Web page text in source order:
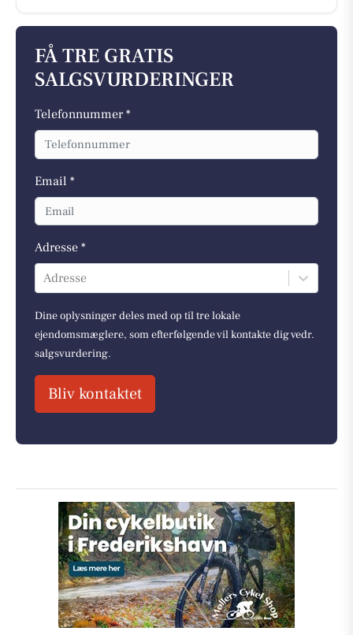
FÅ TRE GRATIS
SALGSVURDERINGER
Telefonnummer *
Email *
Adresse *
Adresse
Dine oplysninger deles med op til tre lokale
ejendomsmæglere, som efterfølgende vil kontakte dig vedr.
salgsvurdering.
Bliv kontaktet